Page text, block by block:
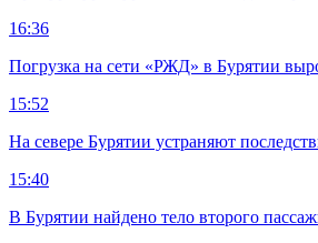
16:36
Погрузка на сети «РЖД» в Бурятии
15:52
На севере Бурятии устраняют
15:40
В Бурятии найдено тело второго